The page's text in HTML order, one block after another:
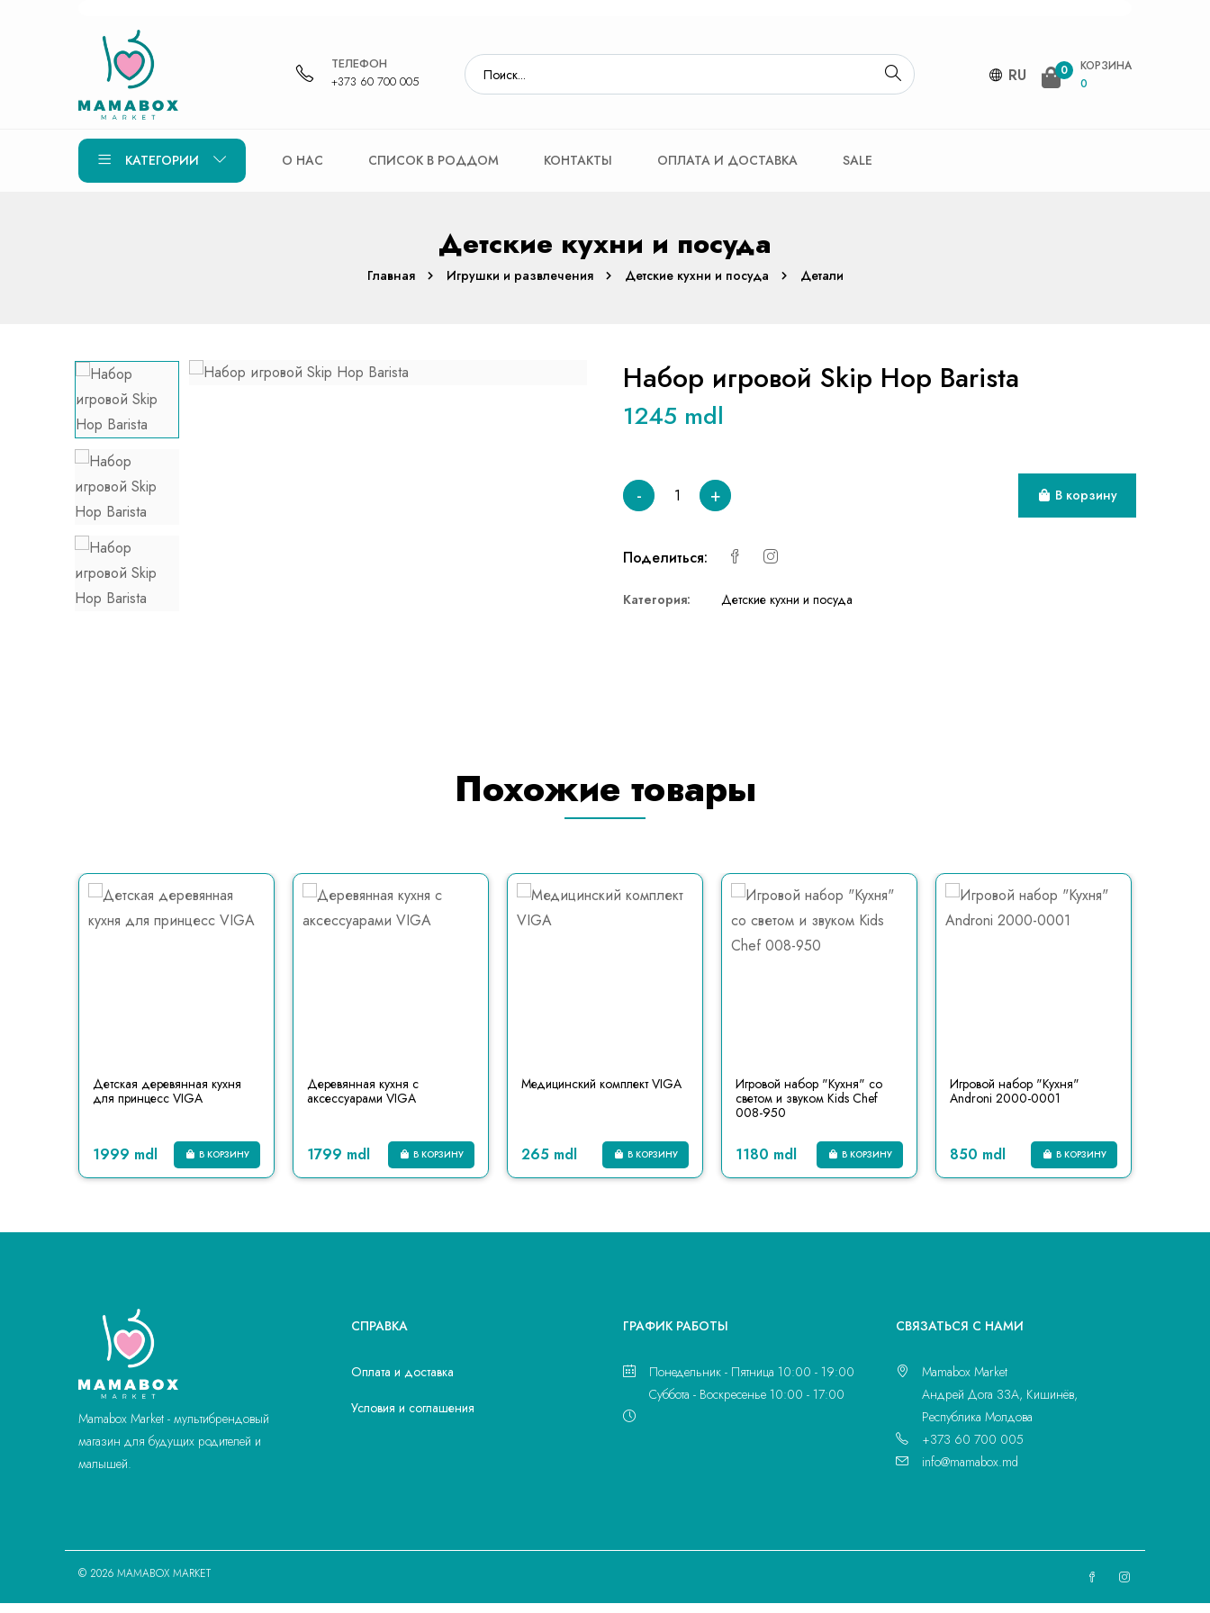
ТЕЛЕФОН
+373 60 700 005
RU 0
КОРЗИНА
0
КАТЕГОРИИ О НАС СПИСОК В РОДДОМ КОНТАКТЫ ОПЛАТА И ДОСТАВКА SALE
Детские кухни и посуда
Главная Игрушки и развлечения Детские кухни и посуда Детали
Набор игровой Skip Hop Barista
1245 mdl
- + В корзину
Поделиться:
Категория: Детские кухни и посуда
Похожие товары
Детская деревянная кухня
для принцесс VIGA
1999 mdl В КОРЗИНУ
Деревянная кухня с
аксессуарами VIGA
1799 mdl В КОРЗИНУ
Медицинский комплект VIGA
265 mdl В КОРЗИНУ
Игровой набор "Кухня" со
светом и звуком Kids Chef
008-950
1180 mdl В КОРЗИНУ
Игровой набор "Кухня"
Androni 2000-0001
850 mdl В КОРЗИНУ
Mamabox Market - мультибрендовый
магазин для будущих родителей и
малышей.
СПРАВКА
Оплата и доставка
Условия и соглашения
ГРАФИК РАБОТЫ
Понедельник - Пятница 10:00 - 19:00
Суббота - Воскресенье 10:00 - 17:00
CВЯЗАТЬСЯ С НАМИ
Mamabox Market
Андрей Дога 33A, Кишинёв,
Республика Молдова
+373 60 700 005
info@mamabox.md
© 2026 MAMABOX MARKET